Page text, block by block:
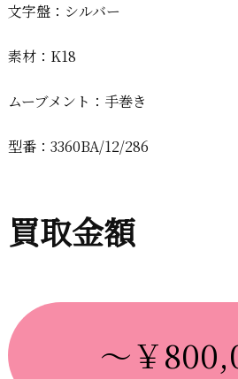
文字盤：シルバー
素材：K18
ムーブメント：手巻き
型番：3360BA/12/286
買取金額
～￥